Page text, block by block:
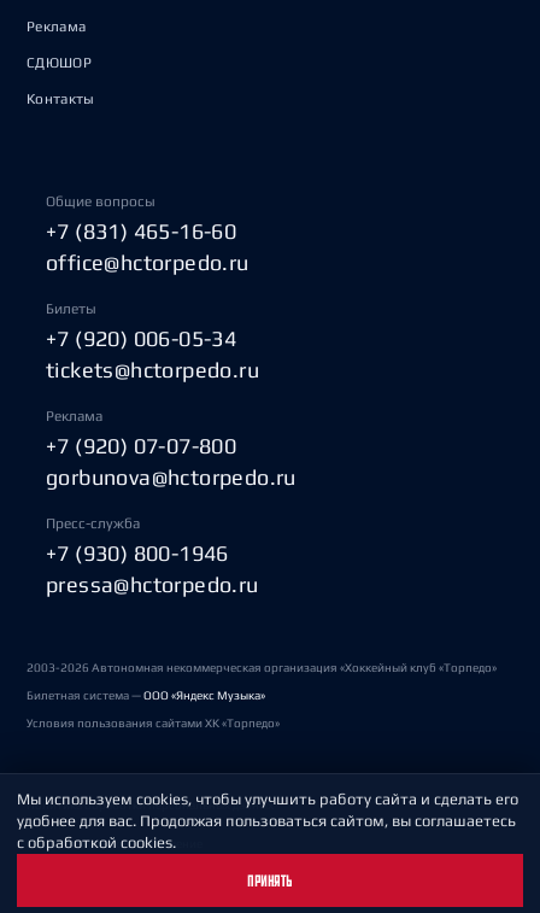
Реклама
СДЮШОР
Контакты
Общие вопросы
+7 (831) 465-16-60
office@hctorpedo.ru
Билеты
+7 (920) 006-05-34
tickets@hctorpedo.ru
Реклама
+7 (920) 07-07-800
gorbunova@hctorpedo.ru
Пресс-служба
+7 (930) 800-1946
pressa@hctorpedo.ru
2003-2026 Автономная некоммерческая организация «Хоккейный клуб «Торпедо»
Билетная система —ООО «Яндекс Музыка»
Условия пользования сайтами ХК «Торпедо»
Политика обработки персональных данных
Пользовательское соглашение
Мы используем cookies, чтобы улучшить работу сайта и сделать его
удобнее для вас. Продолжая пользоваться сайтом, вы соглашаетесь
с обработкой cookies.
ПРИНЯТЬ